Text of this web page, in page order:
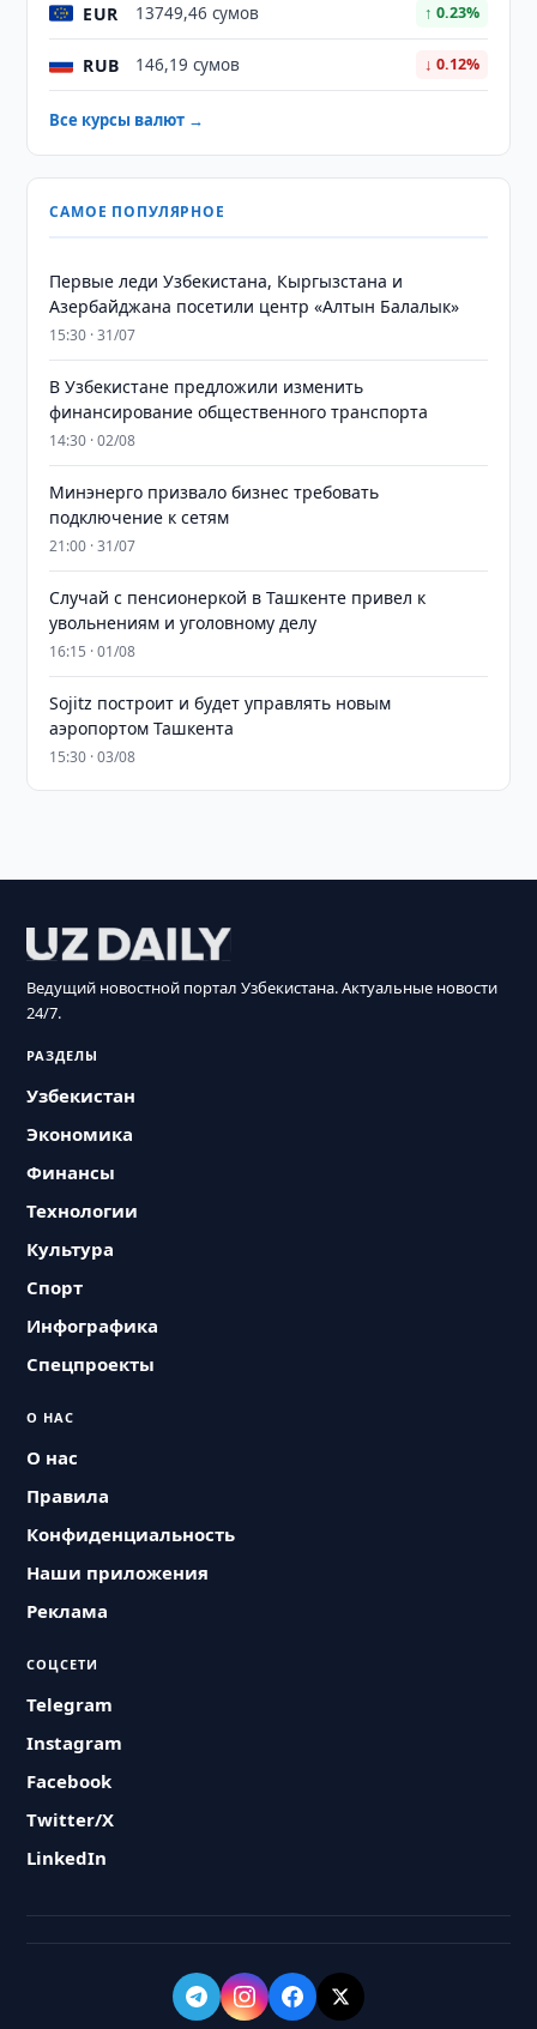
EUR 13749,46 сумов ↑ 0.23%
RUB 146,19 сумов ↓ 0.12%
Все курсы валют →
САМОЕ ПОПУЛЯРНОЕ
Первые леди Узбекистана, Кыргызстана и
Азербайджана посетили центр «Алтын Балалык»
15:30 · 31/07
В Узбекистане предложили изменить
финансирование общественного транспорта
14:30 · 02/08
Минэнерго призвало бизнес требовать
подключение к сетям
21:00 · 31/07
Случай с пенсионеркой в Ташкенте привел к
увольнениям и уголовному делу
16:15 · 01/08
Sojitz построит и будет управлять новым
аэропортом Ташкента
15:30 · 03/08
Ведущий новостной портал Узбекистана. Актуальные новости
24/7.
РАЗДЕЛЫ
Узбекистан
Экономика
Финансы
Технологии
Культура
Спорт
Инфографика
Спецпроекты
О НАС
О нас
Правила
Конфиденциальность
Наши приложения
Реклама
СОЦСЕТИ
Telegram
Instagram
Facebook
Twitter/X
LinkedIn